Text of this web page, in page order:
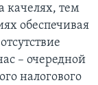
качелях, тем
обеспечивая
– очередной
налогового